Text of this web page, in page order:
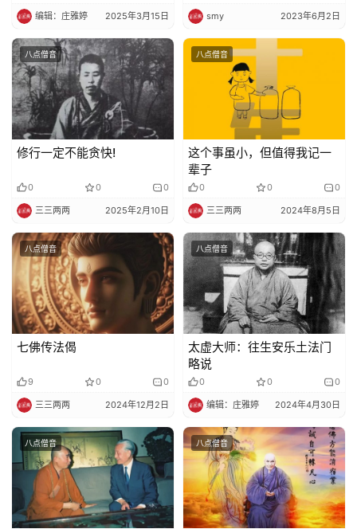
编辑：庄雅婷 2025年3月15日 smy 2023年6月2日
八点僧音
修行一定不能贪快!
0 0 0
三三两两 2025年2月10日
八点僧音
这个事虽小，但值得我记一
辈子
0 0 0
三三两两 2024年8月5日
八点僧音
七佛传法偈
9 0 0
三三两两 2024年12月2日
八点僧音
太虚大师：往生安乐土法门
略说
0 0 0
编辑：庄雅婷 2024年4月30日
八点僧音 八点僧音